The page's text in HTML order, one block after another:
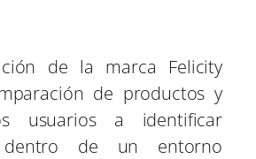
de la marca Felicity
de productos y
usuarios a identificar
dentro de un entorno